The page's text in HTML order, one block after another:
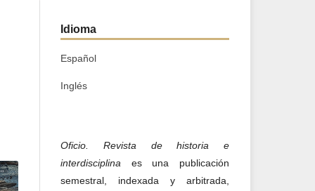
Idioma
Español
Inglés
Oficio. Revista de historia e
interdisciplina es una publicación
semestral, indexada y arbitrada,